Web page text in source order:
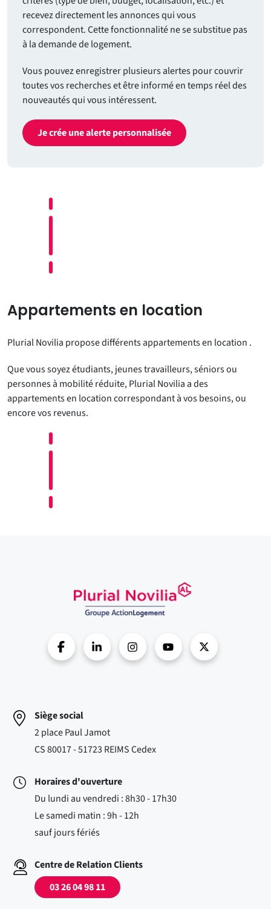
recevez directement les annonces qui vous
correspondent. Cette fonctionnalité ne se substitue pas
à la demande de logement.
Vous pouvez enregistrer plusieurs alertes pour couvrir
toutes vos recherches et être informé en temps réel des
nouveautés qui vous intéressent.
Je crée une alerte personnalisée
Appartements en location
Plurial Novilia propose différents appartements en location .
Que vous soyez étudiants, jeunes travailleurs, séniors ou
personnes à mobilité réduite, Plurial Novilia a des
appartements en location correspondant à vos besoins, ou
encore vos revenus.
Siège social
2 place Paul Jamot
CS 80017 - 51723 REIMS Cedex
Horaires d'ouverture
Du lundi au vendredi : 8h30 - 17h30
Le samedi matin : 9h - 12h
sauf jours fériés
Centre de Relation Clients
03 26 04 98 11